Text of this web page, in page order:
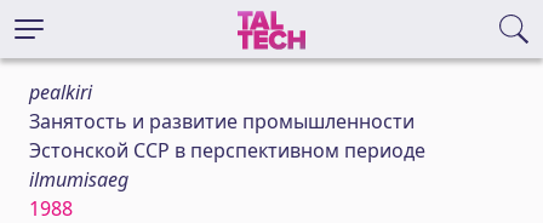
pealkiri
Занятость и развитие промышленности
Эстонской ССР в перспективном периоде
ilmumisaeg
1988